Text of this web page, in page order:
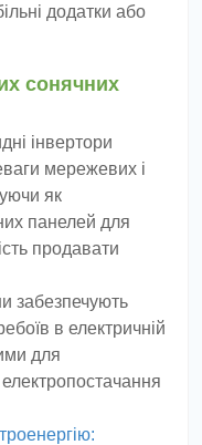
додатки або
сонячних
інвертори
мережевих і
як
панелей для
продавати
забезпечують
в електричній
для